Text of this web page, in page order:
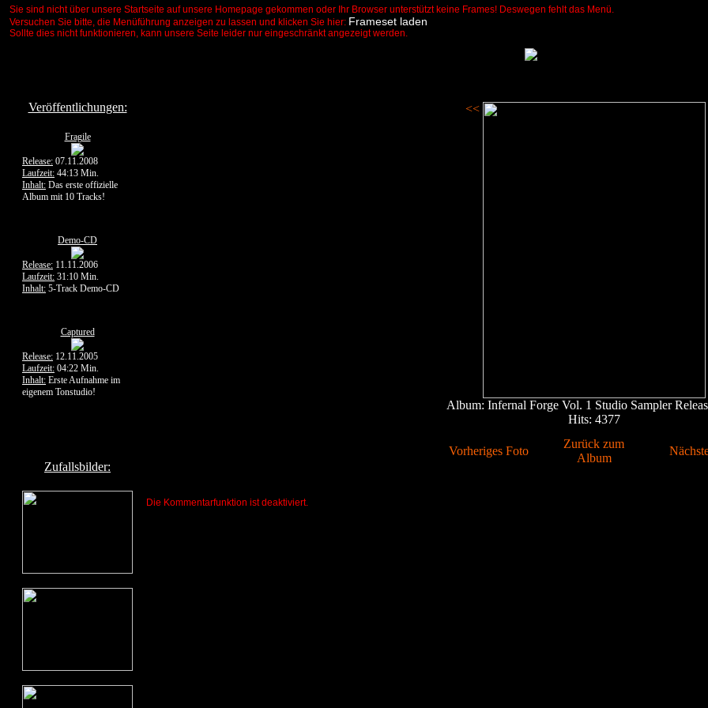
Sie sind nicht über unsere Startseite auf unsere Homepage gekommen oder Ihr Browser unterstützt keine Frames! Deswegen fehlt das Menü.
Versuchen Sie bitte, die Menüführung anzeigen zu lassen und klicken Sie hier: Frameset laden
Sollte dies nicht funktionieren, kann unsere Seite leider nur eingeschränkt angezeigt werden.
Veröffentlichungen:
Fragile
Release: 07.11.2008
Laufzeit: 44:13 Min.
Inhalt: Das erste offizielle
Album mit 10 Tracks!
Demo-CD
Release: 11.11.2006
Laufzeit: 31:10 Min.
Inhalt: 5-Track Demo-CD
Captured
Release: 12.11.2005
Laufzeit: 04:22 Min.
Inhalt: Erste Aufnahme im
eigenem Tonstudio!
Zufallsbilder:
<<
Album: Infernal Forge Vol. 1 Studio Sampler
Hits: 4377
Vorheriges Foto
Zurück zum
Album
Die Kommentarfunktion ist deaktiviert.